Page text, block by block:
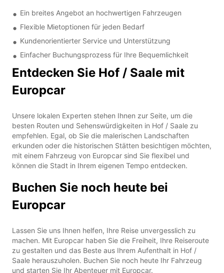
Ein breites Angebot an hochwertigen Fahrzeugen
Flexible Mietoptionen für jeden Bedarf
Kundenorientierter Service und Unterstützung
Einfacher Buchungsprozess für Ihre Bequemlichkeit
Entdecken Sie Hof / Saale mit
Europcar
Unsere lokalen Experten stehen Ihnen zur Seite, um die
besten Routen und Sehenswürdigkeiten in Hof / Saale zu
empfehlen. Egal, ob Sie die malerischen Landschaften
erkunden oder die historischen Stätten besichtigen möchten,
mit einem Fahrzeug von Europcar sind Sie flexibel und
können die Stadt in Ihrem eigenen Tempo entdecken.
Buchen Sie noch heute bei
Europcar
Lassen Sie uns Ihnen helfen, Ihre Reise unvergesslich zu
machen. Mit Europcar haben Sie die Freiheit, Ihre Reiseroute
zu gestalten und das Beste aus Ihrem Aufenthalt in Hof /
Saale herauszuholen. Buchen Sie noch heute Ihr Fahrzeug
und starten Sie Ihr Abenteuer mit Europcar.